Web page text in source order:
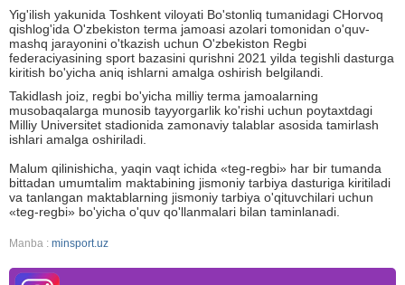
Yig'ilish yakunida Toshkent viloyati Bo'stonliq tumanidagi CHorvoq
qishlog'ida O'zbekiston terma jamoasi azolari tomonidan o'quv-
mashq jarayonini o'tkazish uchun O'zbekiston Regbi
federaciyasining sport bazasini qurishni 2021 yilda tegishli dasturga
kiritish bo'yicha aniq ishlarni amalga oshirish belgilandi.
Takidlash joiz, regbi bo'yicha milliy terma jamoalarning
musobaqalarga munosib tayyorgarlik ko'rishi uchun poytaxtdagi
Milliy Universitet stadionida zamonaviy talablar asosida tamirlash
ishlari amalga oshiriladi.
Malum qilinishicha, yaqin vaqt ichida «teg-regbi» har bir tumanda
bittadan umumtalim maktabining jismoniy tarbiya dasturiga kiritiladi
va tanlangan maktablarning jismoniy tarbiya o'qituvchilari uchun
«teg-regbi» bo'yicha o'quv qo'llanmalari bilan taminlanadi.
Manba : minsport.uz